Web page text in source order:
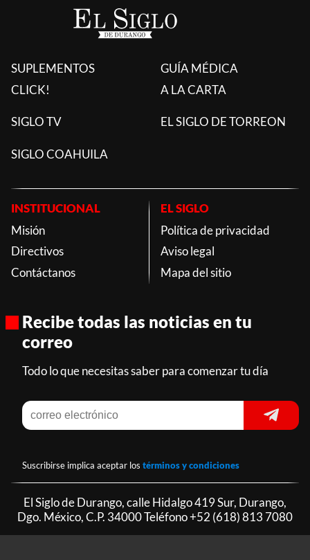
SUPLEMENTOS
CLICK!
GUÍA MÉDICA
A LA CARTA
SIGLO TV EL SIGLO DE TORREON
SIGLO COAHUILA
INSTITUCIONAL
Misión
Directivos
Contáctanos
EL SIGLO
Política de privacidad
Aviso legal
Mapa del sitio
Recibe todas las noticias en tu
correo
Todo lo que necesitas saber para comenzar tu día
Suscribirse implica aceptar los términos y condiciones
El Siglo de Durango, calle Hidalgo 419 Sur, Durango,
Dgo. México, C.P. 34000 Teléfono+52 (618) 813 7080